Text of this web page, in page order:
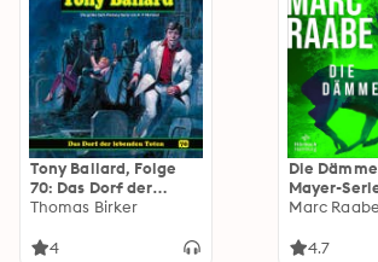
Tony Ballard, Folge
70: Das Dorf der
lebenden Toten
Thomas Birker
4
Die
Mayer-
Thriller von
Raabe
Marc Raabe
4.7